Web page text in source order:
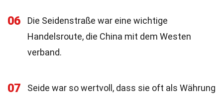
06
Die Seidenstraße war eine wichtige
Handelsroute, die China mit dem Westen
verband.
07
Seide war so wertvoll, dass sie oft als Währung